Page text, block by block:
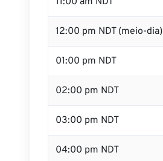
12:00 pm NDT (meio-dia)
01:00 pm NDT
02:00 pm NDT
03:00 pm NDT
04:00 pm NDT